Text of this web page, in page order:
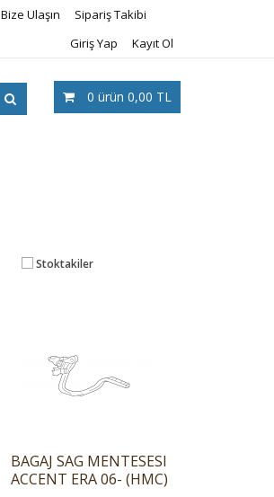
Bize Ulaşın
Sipariş Takibi
Giriş Yap
Kayıt Ol
0 ürün 0,00 TL
Stoktakiler
BAGAJ SAG MENTESESI
ACCENT ERA 06- (HMC)